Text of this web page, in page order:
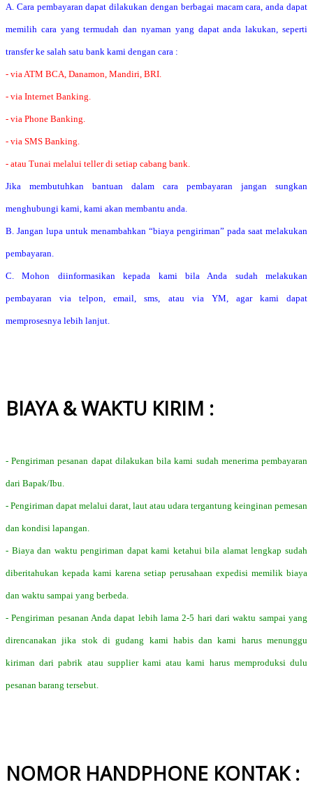
A. Cara pembayaran dapat dilakukan dengan berbagai macam cara, anda dapat
memilih cara yang termudah dan nyaman yang dapat anda lakukan, seperti
transfer ke salah satu bank kami dengan cara :
- via ATM BCA, Danamon, Mandiri, BRI.
- via Internet Banking.
- via Phone Banking.
- via SMS Banking.
- atau Tunai melalui teller di setiap cabang bank.
Jika membutuhkan bantuan dalam cara pembayaran jangan sungkan
menghubungi kami, kami akan membantu anda.
B. Jangan lupa untuk menambahkan “biaya pengiriman” pada saat melakukan
pembayaran.
C. Mohon diinformasikan kepada kami bila Anda sudah melakukan
pembayaran via telpon, email, sms, atau via YM, agar kami dapat
memprosesnya lebih lanjut.
BIAYA & WAKTU KIRIM :
- Pengiriman pesanan dapat dilakukan bila kami sudah menerima pembayaran
dari Bapak/Ibu.
- Pengiriman dapat melalui darat, laut atau udara tergantung keinginan pemesan
dan kondisi lapangan.
- Biaya dan waktu pengiriman dapat kami ketahui bila alamat lengkap sudah
diberitahukan kepada kami karena setiap perusahaan expedisi memilik biaya
dan waktu sampai yang berbeda.
- Pengiriman pesanan Anda dapat lebih lama 2-5 hari dari waktu sampai yang
direncanakan jika stok di gudang kami habis dan kami harus menunggu
kiriman dari pabrik atau supplier kami atau kami harus memproduksi dulu
pesanan barang tersebut.
NOMOR HANDPHONE KONTAK :